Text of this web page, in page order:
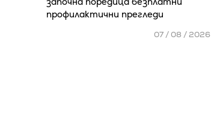
профилактични прегледи
07 / 08 / 2026